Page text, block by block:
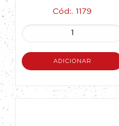
Cód:. 1179
ADICIONAR